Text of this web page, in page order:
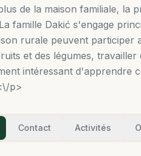
de la maison familiale,
famille Dakić s'engage
rurale peuvent participer
et des légumes,
intéressant d'apprendre
p>
Contact Activités